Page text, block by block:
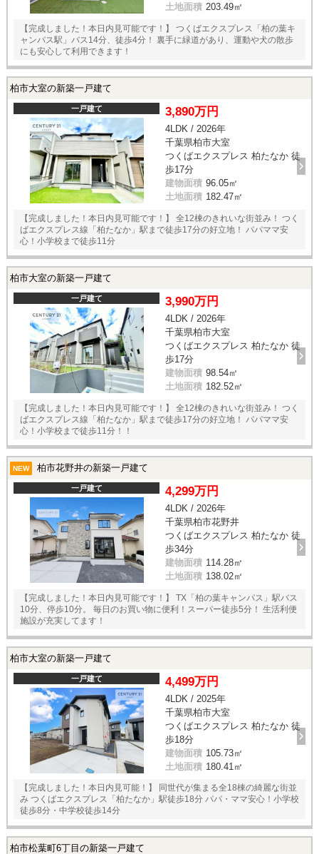
土地面積 203.49㎡
【完成しました！本日内見可能です！】 つくばエクスプレス「柏の葉キ
ャンパス駅」バス14分、徒歩4分！ 裏手に緑道があり、運動や犬の散歩
にも安心して利用できます！
柏市大室の新築一戸建て
一戸建て 3,890万円
4LDK / 2026年
千葉県柏市大室
つくばエクスプレス 柏たなか 徒
歩17分
建物面積 96.05㎡
土地面積 182.47㎡
【完成しました！本日内見可能です！】 全12棟のきれいな街並み！ つく
ばエクスプレス線「柏たなか」駅まで徒歩17分の好立地！ パパママ安
心！小学校まで徒歩11分
柏市大室の新築一戸建て
一戸建て 3,990万円
4LDK / 2026年
千葉県柏市大室
つくばエクスプレス 柏たなか 徒
歩17分
建物面積 98.54㎡
土地面積 182.52㎡
【完成しました！本日内見可能です！】 全12棟のきれいな街並み！ つく
ばエクスプレス線「柏たなか」駅まで徒歩17分の好立地！ パパママ安
心！小学校まで徒歩11分！！
NEW 柏市花野井の新築一戸建て
一戸建て 4,299万円
4LDK / 2026年
千葉県柏市花野井
つくばエクスプレス 柏たなか 徒
歩34分
建物面積 114.28㎡
土地面積 138.02㎡
【完成しました！本日内見可能です！】 TX「柏の葉キャンパス」駅バス
10分、停歩10分。 毎日のお買い物に便利！スーパー徒歩5分！ 生活利便
施設が充実してます！
柏市大室の新築一戸建て
一戸建て 4,499万円
4LDK / 2025年
千葉県柏市大室
つくばエクスプレス 柏たなか 徒
歩18分
建物面積 105.73㎡
土地面積 180.41㎡
【完成しました！本日内見可能！】 同世代が集まる全18棟の綺麗な街並
み つくばエクスプレス「柏たなか」駅徒歩18分 パパ・ママ安心！小学校
徒歩8分・中学校徒歩14分
柏市松葉町6丁目の新築一戸建て